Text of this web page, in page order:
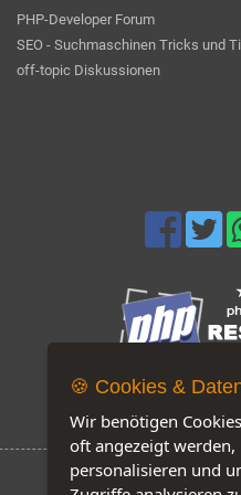
PHP-Developer Forum
SEO - Suchmaschinen Tricks und
off-topic Diskussionen
Jetzt auf
🍪 Cookies &
Wir benötigen
oft angezeigt werden,
personalisieren und